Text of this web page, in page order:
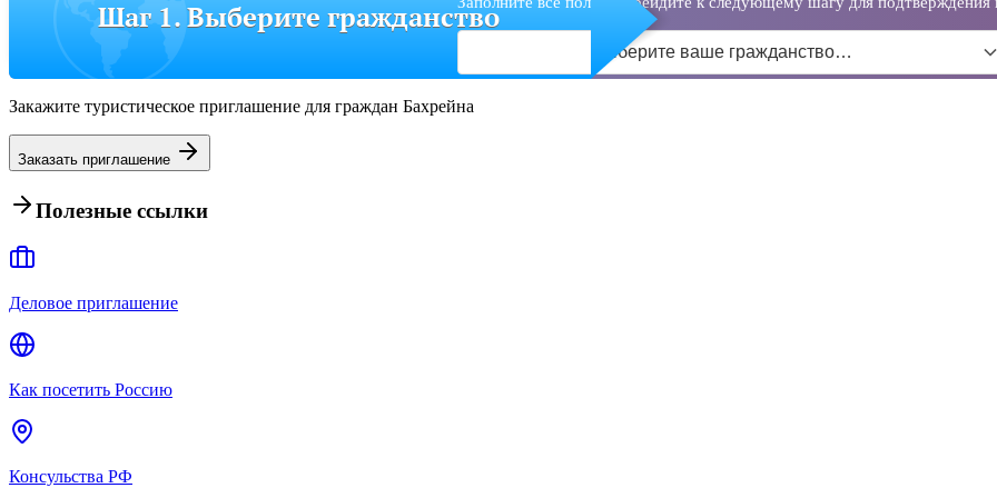
Шаг 1. Выберите гражданство
Выберите ваше гражданство…
Закажите туристическое приглашение для граждан Бахрейна
Заказать приглашение
Полезные ссылки
Деловое приглашение
Как посетить Россию
Консульства РФ